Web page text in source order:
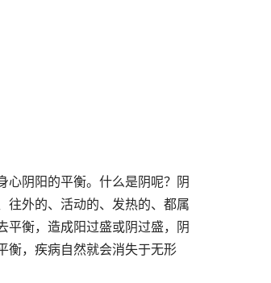
心阴阳的平衡。什么是阴呢？阴
往外的、活动的、发热的、都属
平衡，造成阳过盛或阴过盛，阴
衡，疾病自然就会消失于无形